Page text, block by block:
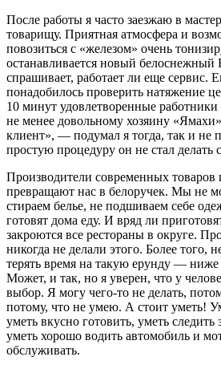
После работы я часто заезжаю в
товарищу. Приятная атмосфера и
повозиться с «железом» очень
останавливается новый белоснежный
спрашивает, работает ли еще сервис.
понадобилось проверить натяжение
10 минут удовлетворенные
не менее довольному хозяину
клиент», — подумал я тогда, так и не
простую процедуру он не стал делать
Производители современных товаров
превращают нас в белоручек. Мы не
стираем белье, не подшиваем себе
готовят дома еду. И вряд ли
закроются все рестораны в округе.
никогда не делали этого. Более того,
терять время на такую ерунду — ниже
Может, и так, но я уверен, что у
выбор. Я могу чего-то не делать,
потому, что не умею. А стоит уметь!
уметь вкусно готовить, уметь
уметь хорошо водить автомобиль и
обслуживать.